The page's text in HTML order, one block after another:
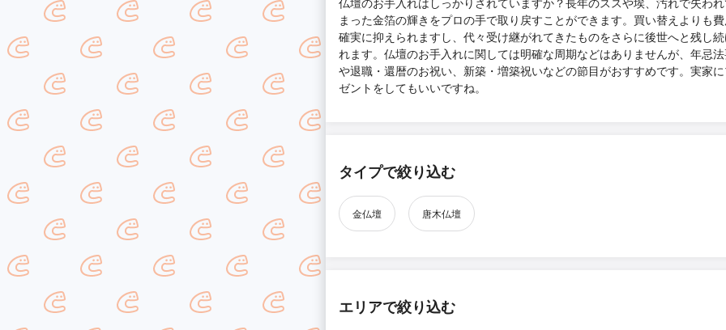
まった金箔の輝きをプロの手で取り戻すことができます。買い替えよりも
確実に抑えられますし、代々受け継がれてきたものをさらに後世へと残し
れます。仏壇のお手入れに関しては明確な周期などはありませんが、年忌
や退職・還暦のお祝い、新築・増築祝いなどの節目がおすすめです。実家
ゼントをしてもいいですね。
タイプで絞り込む
金仏壇 唐木仏壇
エリアで絞り込む